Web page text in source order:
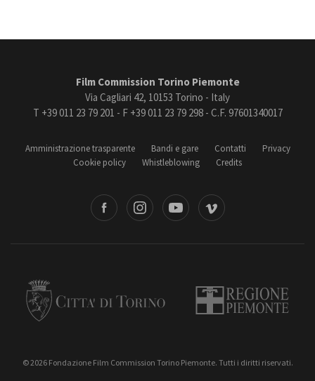
Film Commission Torino Piemonte
Via Cagliari 42, 10153 Torino - Italy
T +39 011 23 79 201 - F +39 011 23 79 298 - C.F. 97601340017
Amministrazione trasparente Bandi e gare Contatti
Privacy
Cookie policy
Whistleblowing Credits
Vimeo
Regione Piemonte
© 2026 Fondazione Film Commission Torino Piemonte. Tutti i diritti riservati.